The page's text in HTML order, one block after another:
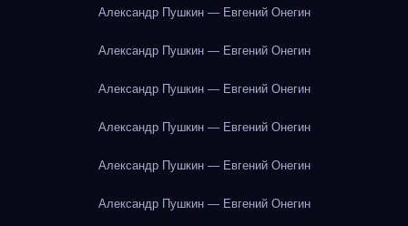
Александр Пушкин — Евгений Онегин
Александр Пушкин — Евгений Онегин
Александр Пушкин — Евгений Онегин
Александр Пушкин — Евгений Онегин
Александр Пушкин — Евгений Онегин
Александр Пушкин — Евгений Онегин